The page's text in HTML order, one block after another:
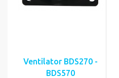
Ventilator BDS270 -
BDS570